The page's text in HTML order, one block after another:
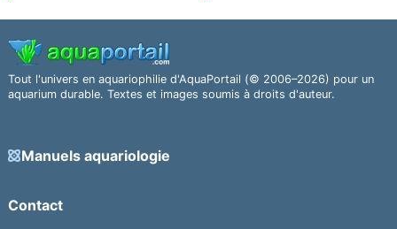
Tout l'univers en aquariophilie d'AquaPortail (© 2006–2026) pour un
aquarium durable. Textes et images soumis à droits d'auteur.
Manuels aquariologie
Contact